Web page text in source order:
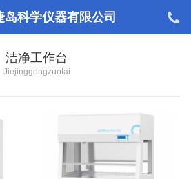
岛科学仪器有限公司
洁净工作台
Jiejinggongzuotai